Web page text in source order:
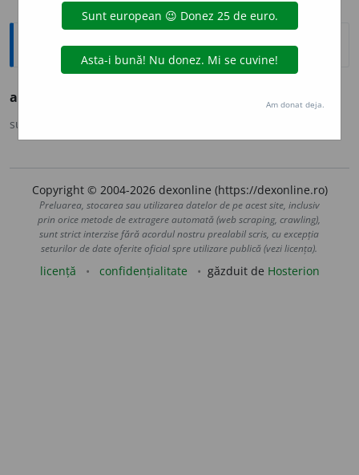
Ortografice DOOM
asemenea
sursa:
Copyright © 2004-2026 dexonline (https://dexonline.ro)
Preluarea, stocarea sau utilizarea datelor de pe acest site, inclusiv
prin orice metode de extragere automată (web scraping, crawling),
sunt strict interzise fără acordul nostru prealabil scris, cu excepția
seturilor de date oferite oficial spre utilizare publică (vezi licența).
licență confidențialitate găzduit de Hosterion
Am donat deja.